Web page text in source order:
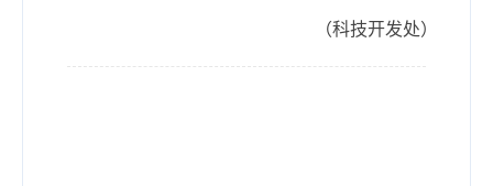
（科技开发处）